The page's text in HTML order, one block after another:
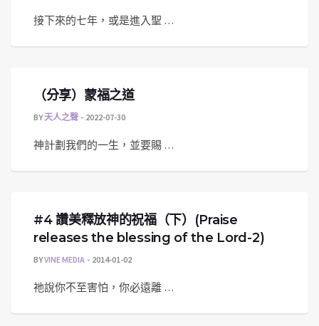
接下來的七年，或是進入聖 …
（分享）蒙福之道
BY天人之聲 2022-07-30
神計劃我們的一生，並要賜 …
#4 讚美釋放神的祝福（下）(Praise
releases the blessing of the Lord-2)
BYVINE MEDIA 2014-01-02
祂說你不至害怕，你必遠離 …